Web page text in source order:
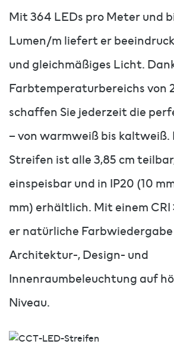
Mit 364 LEDs pro Meter und
Lumen/m liefert er
und gleichmäßiges Licht.
Farbtemperaturbereichs von
schaffen Sie jederzeit die
– von warmweiß bis kaltweiß.
Streifen ist alle 3,85 cm
einspeisbar und in IP20 (10
mm) erhältlich. Mit einem
er natürliche
Architektur-, Design- und
Innenraumbeleuchtung auf
Niveau.